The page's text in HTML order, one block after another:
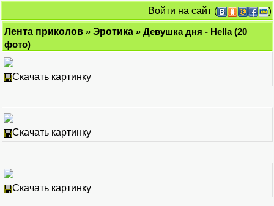
Войти на сайт (
)
Лента приколов » Эротика » Девушка дня - Hella (20
фото)
Скачать картинку
Скачать картинку
Скачать картинку